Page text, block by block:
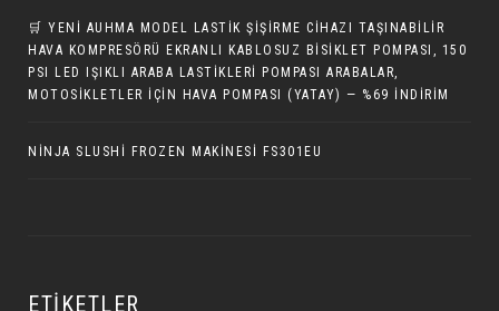
🛒 YENI AUHMA MODEL LASTIK ŞIŞIRME CIHAZI TAŞINABILIR
HAVA KOMPRESÖRÜ EKRANLI KABLOSUZ BISIKLET POMPASI, 150
PSI LED IŞIKLI ARABA LASTIKLERI POMPASI ARABALAR,
MOTOSIKLETLER IÇIN HAVA POMPASI (YATAY) — %69 İNDIRIM
NINJA SLUSHI FROZEN MAKINESI FS301EU
ETIKETLER